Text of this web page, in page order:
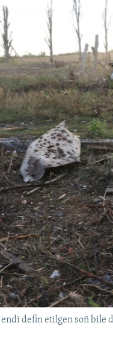
defin etilgen soñ bile